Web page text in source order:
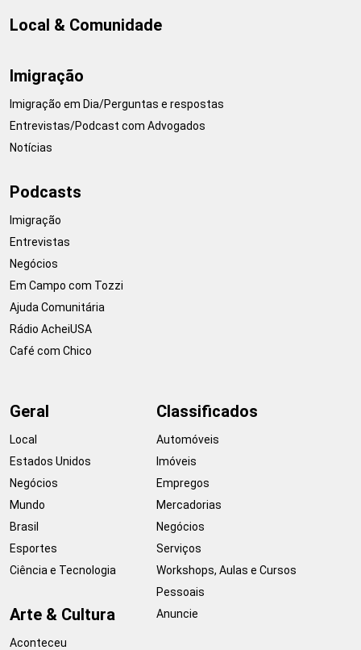
Local & Comunidade
Imigração
Imigração em Dia/Perguntas e respostas
Entrevistas/Podcast com Advogados
Notícias
Podcasts
Imigração
Entrevistas
Negócios
Em Campo com Tozzi
Ajuda Comunitária
Rádio AcheiUSA
Café com Chico
Geral
Local
Estados Unidos
Negócios
Mundo
Brasil
Esportes
Ciência e Tecnologia
Arte & Cultura
Aconteceu
Classificados
Automóveis
Imóveis
Empregos
Mercadorias
Negócios
Serviços
Workshops, Aulas e Cursos
Pessoais
Anuncie